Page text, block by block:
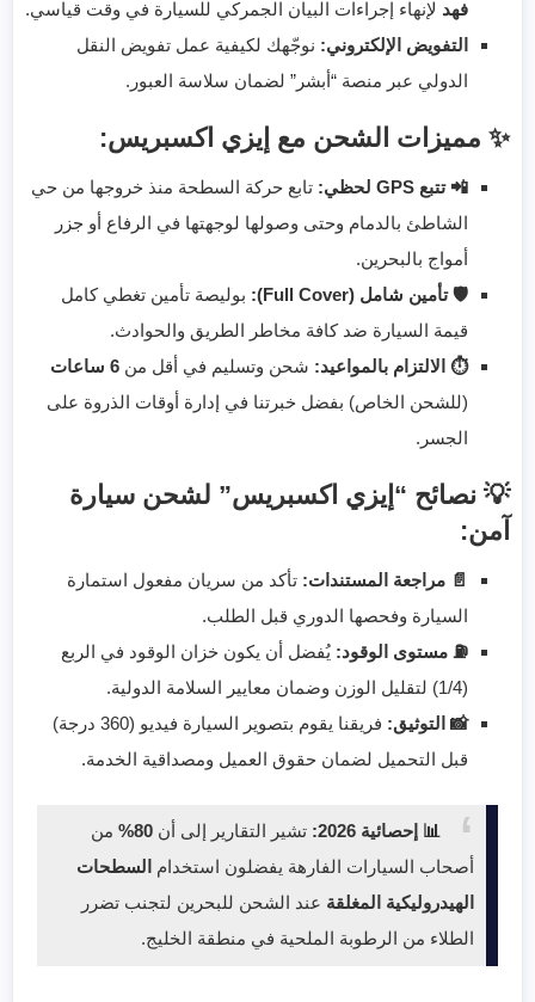
فهد لإنهاء إجراءات البيان الجمركي للسيارة في وقت قياسي.
التفويض الإلكتروني: نوجّهك لكيفية عمل تفويض النقل
الدولي عبر منصة “أبشر” لضمان سلاسة العبور.
✨ مميزات الشحن مع إيزي اكسبريس:
📲 تتبع GPS لحظي:
تابع حركة السطحة منذ خروجها من حي
الشاطئ بالدمام وحتى وصولها لوجهتها في الرفاع أو جزر
أمواج بالبحرين.
🛡️ تأمين شامل (Full Cover):
بوليصة تأمين تغطي كامل
قيمة السيارة ضد كافة مخاطر الطريق والحوادث.
⏱️ الالتزام بالمواعيد: شحن وتسليم في أقل من 6 ساعات
(للشحن الخاص) بفضل خبرتنا في إدارة أوقات الذروة على
الجسر.
💡 نصائح “إيزي اكسبريس” لشحن سيارة
آمن:
📄 مراجعة المستندات: تأكد من سريان مفعول استمارة
السيارة وفحصها الدوري قبل الطلب.
⛽ مستوى الوقود: يُفضل أن يكون خزان الوقود في الربع
(1/4) لتقليل الوزن وضمان معايير السلامة الدولية.
📸 التوثيق:
فريقنا يقوم بتصوير السيارة فيديو (360 درجة)
قبل التحميل لضمان حقوق العميل ومصداقية الخدمة.
📊 إحصائية 2026: تشير التقارير إلى أن 80%
من
أصحاب السيارات الفارهة يفضلون استخدام السطحات
الهيدروليكية المغلقة عند الشحن للبحرين لتجنب تضرر
الطلاء من الرطوبة الملحية في منطقة الخليج.